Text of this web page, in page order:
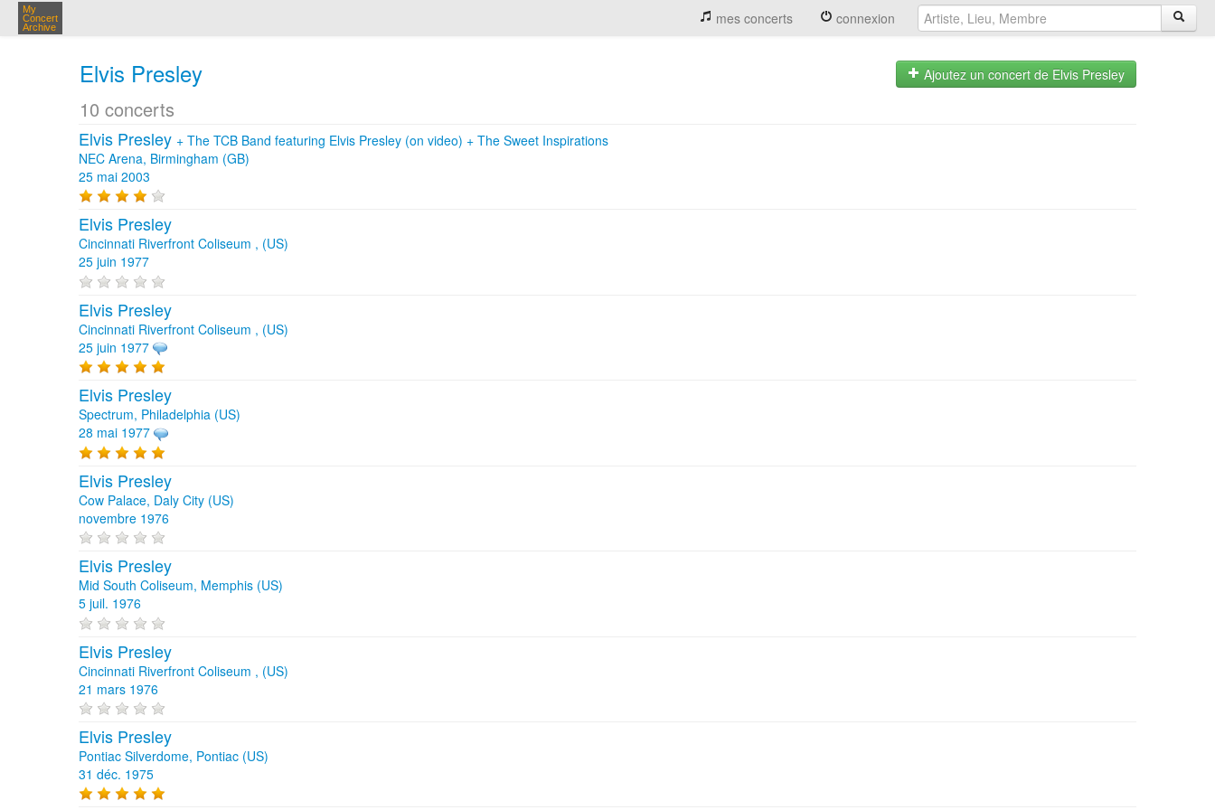
My
Concert
Archive
mes concerts connexion
Elvis Presley
10 concerts
Ajoutez un concert de Elvis Presley
Elvis Presley + The TCB Band featuring Elvis Presley (on video) + The Sweet Inspirations
NEC Arena, Birmingham (GB)
25 mai 2003
Elvis Presley
Cincinnati Riverfront Coliseum , (US)
25 juin 1977
Elvis Presley
Cincinnati Riverfront Coliseum , (US)
25 juin 1977
Elvis Presley
Spectrum, Philadelphia (US)
28 mai 1977
Elvis Presley
Cow Palace, Daly City (US)
novembre 1976
Elvis Presley
Mid South Coliseum, Memphis (US)
5 juil. 1976
Elvis Presley
Cincinnati Riverfront Coliseum , (US)
21 mars 1976
Elvis Presley
Pontiac Silverdome, Pontiac (US)
31 déc. 1975